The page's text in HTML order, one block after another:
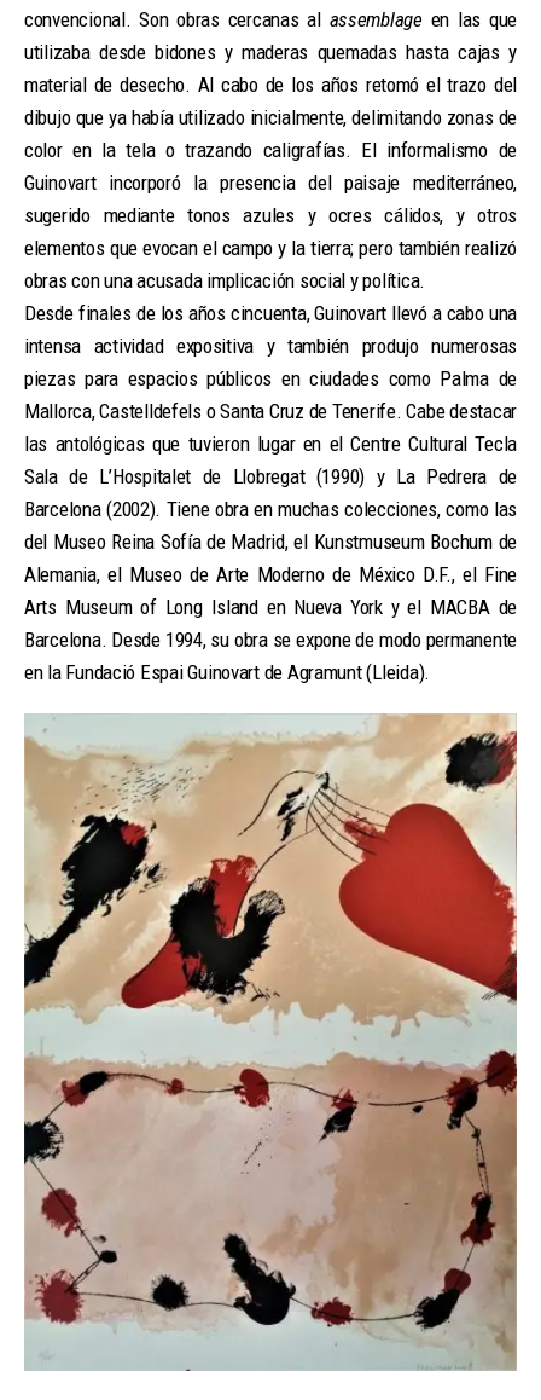
convencional. Son obras cercanas al assemblage en las que
utilizaba desde bidones y maderas quemadas hasta cajas y
material de desecho. Al cabo de los años retomó el trazo del
dibujo que ya había utilizado inicialmente, delimitando zonas de
color en la tela o trazando caligrafías. El informalismo de
Guinovart incorporó la presencia del paisaje mediterráneo,
sugerido mediante tonos azules y ocres cálidos, y otros
elementos que evocan el campo y la tierra; pero también realizó
obras con una acusada implicación social y política.
Desde finales de los años cincuenta, Guinovart llevó a cabo una
intensa actividad expositiva y también produjo numerosas
piezas para espacios públicos en ciudades como Palma de
Mallorca, Castelldefels o Santa Cruz de Tenerife. Cabe destacar
las antológicas que tuvieron lugar en el Centre Cultural Tecla
Sala de L’Hospitalet de Llobregat (1990) y La Pedrera de
Barcelona (2002). Tiene obra en muchas colecciones, como las
del Museo Reina Sofía de Madrid, el Kunstmuseum Bochum de
Alemania, el Museo de Arte Moderno de México D.F., el Fine
Arts Museum of Long Island en Nueva York y el MACBA de
Barcelona. Desde 1994, su obra se expone de modo permanente
en la Fundació Espai Guinovart de Agramunt (Lleida).